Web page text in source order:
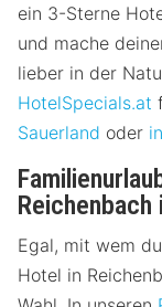
ein 3-Sterne
und mache
lieber in der
HotelSpecials.at
Sauerland oder
Egal, mit wem
Hotel in